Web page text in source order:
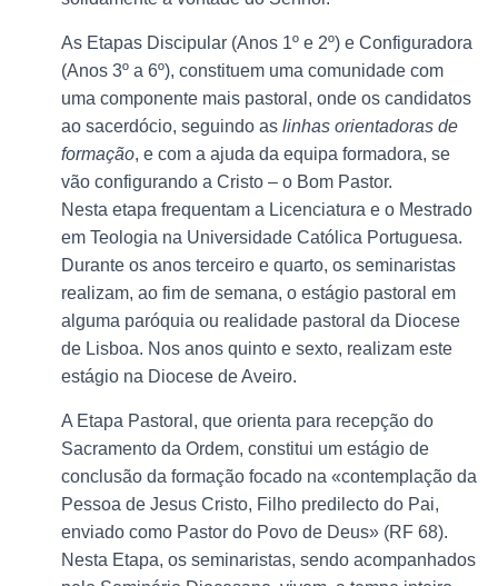
As Etapas Discipular (Anos 1º e 2º) e Configuradora
(Anos 3º a 6º), constituem uma comunidade com
uma componente mais pastoral, onde os candidatos
ao sacerdócio, seguindo as linhas orientadoras de
formação, e com a ajuda da equipa formadora, se
vão configurando a Cristo – o Bom Pastor.
Nesta etapa frequentam a Licenciatura e o Mestrado
em Teologia na Universidade Católica Portuguesa.
Durante os anos terceiro e quarto, os seminaristas
realizam, ao fim de semana, o estágio pastoral em
alguma paróquia ou realidade pastoral da Diocese
de Lisboa. Nos anos quinto e sexto, realizam este
estágio na Diocese de Aveiro.
A Etapa Pastoral, que orienta para recepção do
Sacramento da Ordem, constitui um estágio de
conclusão da formação focado na «contemplação da
Pessoa de Jesus Cristo, Filho predilecto do Pai,
enviado como Pastor do Povo de Deus» (RF 68).
Nesta Etapa, os seminaristas, sendo acompanhados